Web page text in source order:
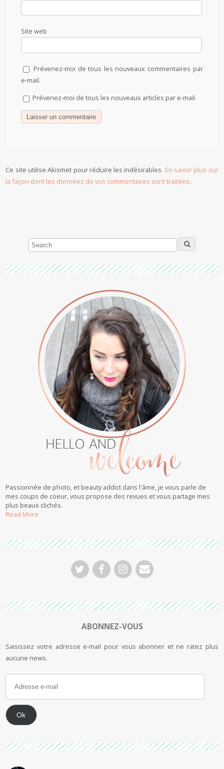
Site web
Prévenez-moi de tous les nouveaux commentaires par
e-mail.
Prévenez-moi de tous les nouveaux articles par e-mail.
Ce site utilise Akismet pour réduire les indésirables. En savoir plus sur
la façon dont les données de vos commentaires sont traitées.
Passionnée de photo, et beauty addict dans l'âme, je vous parle de
mes coups de coeur, vous propose des revues et vous partage mes
plus beaux clichés.
Read More
ABONNEZ-VOUS
Saisissez votre adresse e-mail pour vous abonner et ne ratez plus
aucune news.
Ok